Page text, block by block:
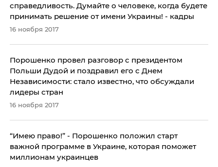
справедливость. Думайте о человеке, когда будете
принимать решение от имени Украины! - кадры
16 ноября 2017
Порошенко провел разговор с президентом
Польши Дудой и поздравил его с Днем
Независимости: стало известно, что обсуждали
лидеры стран
16 ноября 2017
“Имею право!” - Порошенко положил старт
важной программе в Украине, которая поможет
миллионам украинцев